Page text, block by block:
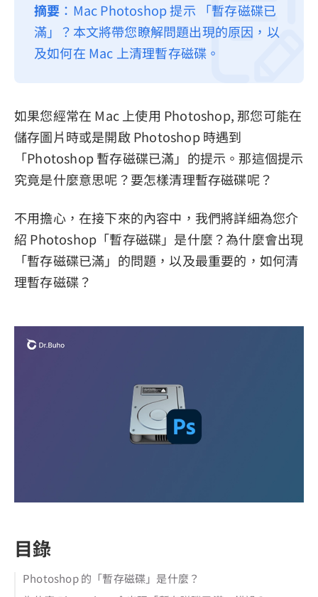
隱私權政策
服務條款
摘要 ：Mac Photoshop 提示 「暫存磁碟已
滿」？本文將帶您瞭解問題出現的原因，以
及如何在 Mac 上清理暫存磁碟。
如果您經常在 Mac 上使用 Photoshop, 那您可能在
儲存圖片時或是開啟 Photoshop 時遇到
「Photoshop 暫存磁碟已滿」的提示。那這個提示
究竟是什麼意思呢？要怎樣清理暫存磁碟呢？
不用擔心，在接下來的內容中，我們將詳細為您介
紹 Photoshop「暫存磁碟」是什麼？為什麼會出現
「暫存磁碟已滿」的問題，以及最重要的，如何清
理暫存磁碟？
目錄
Photoshop 的「暫存磁碟」是什麼？